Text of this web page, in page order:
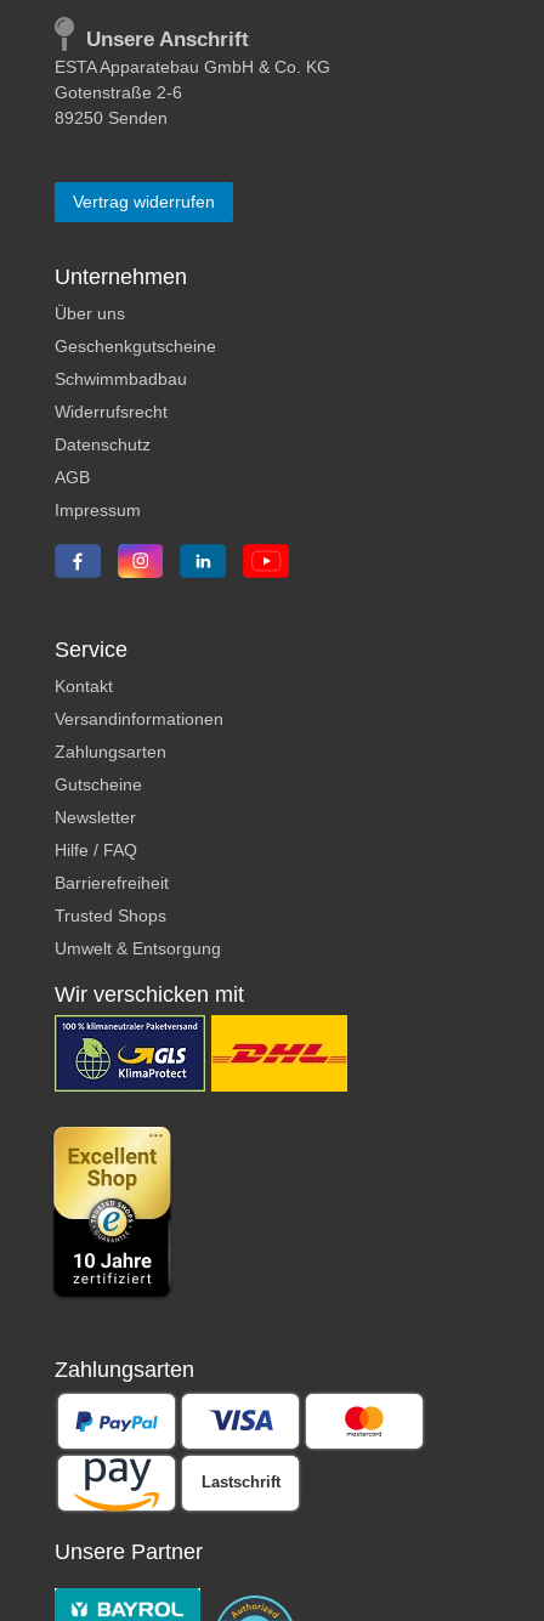
Unsere Anschrift
ESTA Apparatebau GmbH & Co. KG
Gotenstraße 2-6
89250 Senden
Vertrag widerrufen
Unternehmen
Über uns
Geschenkgutscheine
Schwimmbadbau
Widerrufsrecht
Datenschutz
AGB
Impressum
Service
Kontakt
Versandinformationen
Zahlungsarten
Gutscheine
Newsletter
Hilfe / FAQ
Barrierefreiheit
Trusted Shops
Umwelt & Entsorgung
Wir verschicken mit
Zahlungsarten
Lastschrift
Unsere Partner